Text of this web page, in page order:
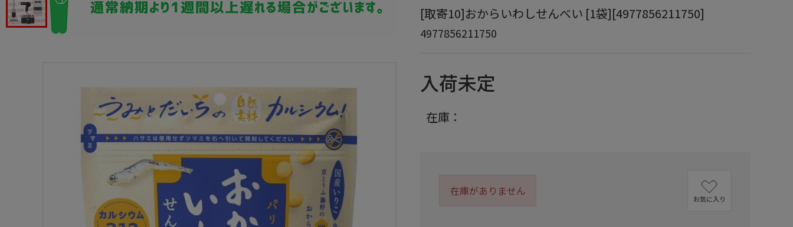
[取寄10]おからいわしせんべい [1袋][4977856211750]
4977856211750
入荷未定
在庫：
在庫がありません
お気に入り